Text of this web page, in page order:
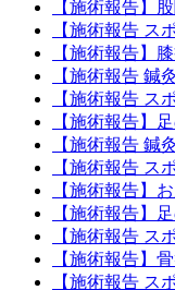
【施術報告】
【施術報告 ス
【施術報告】
【施術報告 鍼
【施術報告 ス
【施術報告】
【施術報告 鍼
【施術報告 ス
【施術報告】
【施術報告】
【施術報告 ス
【施術報告】
【施術報告 ス